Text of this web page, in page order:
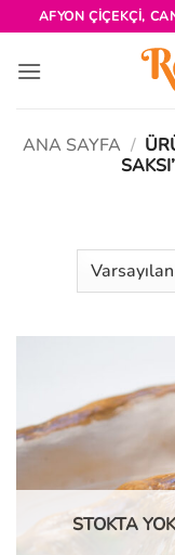
İçeriğe
atla
AFYON ÇIÇEKÇI,
ANA SAYFA /
STOKTA YOK